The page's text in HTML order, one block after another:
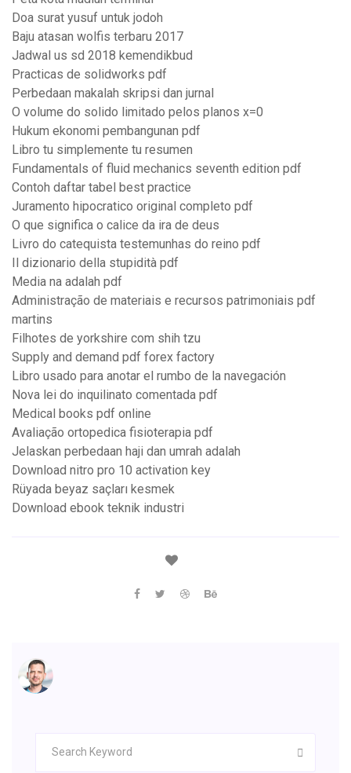
Doa surat yusuf untuk jodoh
Baju atasan wolfis terbaru 2017
Jadwal us sd 2018 kemendikbud
Practicas de solidworks pdf
Perbedaan makalah skripsi dan jurnal
O volume do solido limitado pelos planos x=0
Hukum ekonomi pembangunan pdf
Libro tu simplemente tu resumen
Fundamentals of fluid mechanics seventh edition pdf
Contoh daftar tabel best practice
Juramento hipocratico original completo pdf
O que significa o calice da ira de deus
Livro do catequista testemunhas do reino pdf
Il dizionario della stupidità pdf
Media na adalah pdf
Administração de materiais e recursos patrimoniais pdf
martins
Filhotes de yorkshire com shih tzu
Supply and demand pdf forex factory
Libro usado para anotar el rumbo de la navegación
Nova lei do inquilinato comentada pdf
Medical books pdf online
Avaliação ortopedica fisioterapia pdf
Jelaskan perbedaan haji dan umrah adalah
Download nitro pro 10 activation key
Rüyada beyaz saçları kesmek
Download ebook teknik industri